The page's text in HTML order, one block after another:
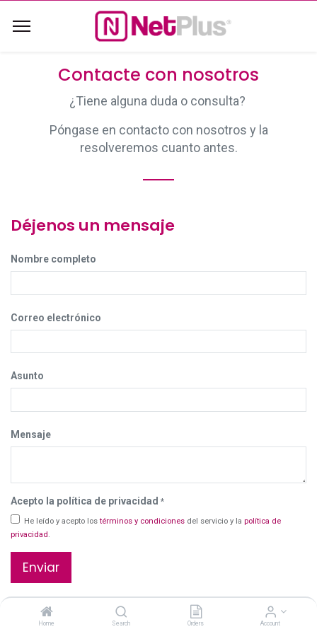
Home Search Orders Account
Contacte con nosotros
¿Tiene alguna duda o consulta?
Póngase en contacto con nosotros y la
resolveremos cuanto antes.
Déjenos un mensaje
Nombre completo
Correo electrónico
Asunto
Mensaje
Acepto la política de privacidad *
He leído y acepto lostérminos y condiciones del servicio y la política de
privacidad.
Enviar
Protected by reCAPTCHA,Política de privacidad yTérminos del servicio